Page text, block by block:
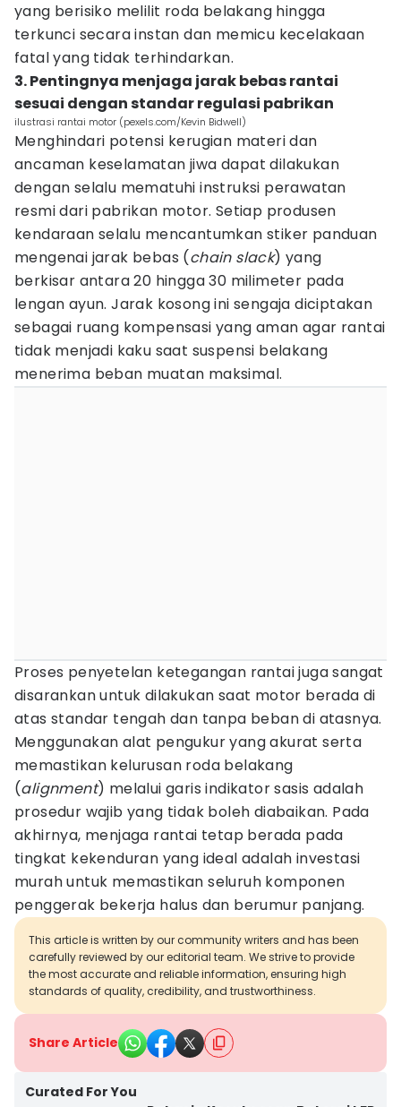
yang berisiko melilit roda belakang hingga
terkunci secara instan dan memicu kecelakaan
fatal yang tidak terhindarkan.
3. Pentingnya menjaga jarak bebas rantai
sesuai dengan standar regulasi pabrikan
ilustrasi rantai motor (pexels.com/Kevin Bidwell)
Menghindari potensi kerugian materi dan
ancaman keselamatan jiwa dapat dilakukan
dengan selalu mematuhi instruksi perawatan
resmi dari pabrikan motor. Setiap produsen
kendaraan selalu mencantumkan stiker panduan
mengenai jarak bebas (chain slack) yang
berkisar antara 20 hingga 30 milimeter pada
lengan ayun. Jarak kosong ini sengaja diciptakan
sebagai ruang kompensasi yang aman agar rantai
tidak menjadi kaku saat suspensi belakang
menerima beban muatan maksimal.
Proses penyetelan ketegangan rantai juga sangat
disarankan untuk dilakukan saat motor berada di
atas standar tengah dan tanpa beban di atasnya.
Menggunakan alat pengukur yang akurat serta
memastikan kelurusan roda belakang
(alignment) melalui garis indikator sasis adalah
prosedur wajib yang tidak boleh diabaikan. Pada
akhirnya, menjaga rantai tetap berada pada
tingkat kekenduran yang ideal adalah investasi
murah untuk memastikan seluruh komponen
penggerak bekerja halus dan berumur panjang.
This article is written by our community writers and has been
carefully reviewed by our editorial team. We strive to provide
the most accurate and reliable information, ensuring high
standards of quality, credibility, and trustworthiness.
Share Article
Curated For You